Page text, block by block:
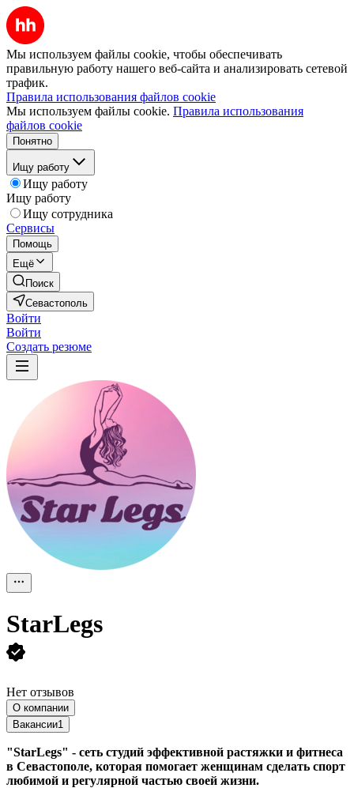
Мы используем файлы cookie, чтобы обеспечивать
правильную работу нашего веб-сайта и анализировать сетевой
трафик.
Правила использования файлов cookie
Мы используем файлы cookie. Правила использования
файлов cookie
Понятно
Ищу работу
Ищу работу
Ищу работу
Ищу сотрудника
Сервисы
Помощь
Ещё
Поиск
Севастополь
Войти
Войти
Создать резюме
StarLegs
Нет отзывов
О компании
Вакансии1
"StarLegs" - сеть студий эффективной растяжки и фитнеса
в Севастополе, которая помогает женщинам сделать спорт
любимой и регулярной частью своей жизни.